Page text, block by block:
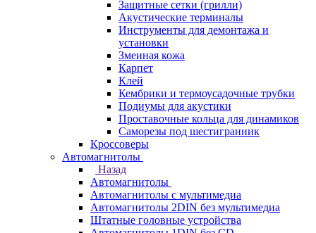
Защитные сетки (грилли)
Акустические терминалы
Инструменты для демонтажа и
установки
Змеиная кожа
Карпет
Клей
Кембрики и термоусадочные трубки
Подиумы для акустики
Проставочные кольца для динамиков
Саморезы под шестигранник
Кроссоверы
Автомагнитолы
Назад
Автомагнитолы
Автомагнитолы с мультимедиа
Автомагнитолы 2DIN без мультимедиа
Штатные головные устройства